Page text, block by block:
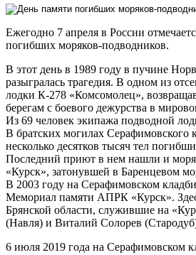
Ежегодно 7 апреля в России
погибших моряков-подводников.
В этот день в 1989 году в пучине
разыгралась трагедия. В одном из
лодки К-278 «Комсомолец»,
берегам с боевого дежурства в
Из 69 человек экипажа подводной
В братских могилах Серафимовского
несколько десятков тысяч тел
Последний приют в нем нашли и
«Курск», затонувшей в Баренцевом
В 2003 году на Серафимовском
Мемориал памяти АПРК «Курск».
Брянской области, служившие на
(Навля) и Виталий Солорев
6 июля 2019 года на Серафимовском